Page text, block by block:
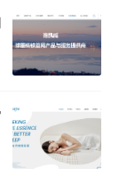
支持系统”，
业“互联网
产能力，进
类社会新的突